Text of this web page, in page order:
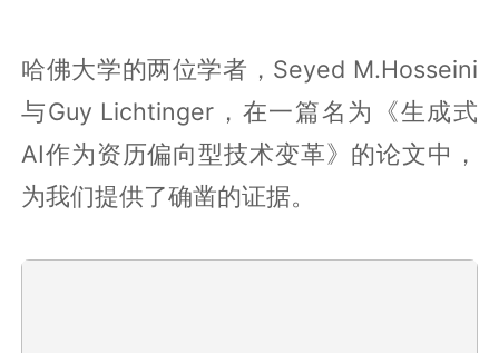
哈佛大学的两位学者，Seyed M.Hosseini
与Guy Lichtinger，在一篇名为《生成式
AI作为资历偏向型技术变革》的论文中，
为我们提供了确凿的证据。